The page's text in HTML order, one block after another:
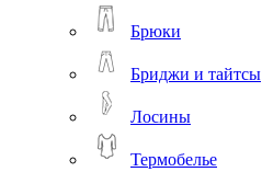
Брюки
Бриджи и тайтсы
Лосины
Термобелье